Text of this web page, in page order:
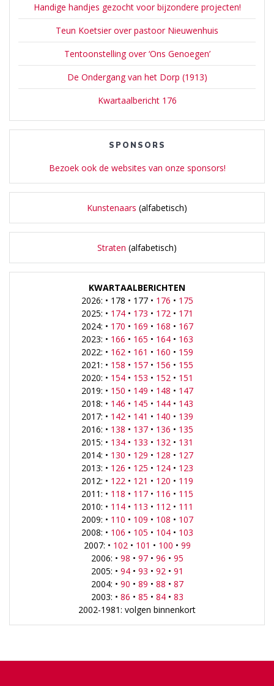
Handige handjes gezocht voor bijzondere projecten!
Teun Koetsier over pastoor Nieuwenhuis
Tentoonstelling over ‘Ons Genoegen’
De Ondergang van het Dorp (1913)
Kwartaalbericht 176
SPONSORS
Bezoek ook de websites van onze sponsors!
Kunstenaars (alfabetisch)
Straten (alfabetisch)
KWARTAALBERICHTEN
2026: • 178 • 177 • 176 • 175
2025: • 174• 173 • 172 • 171
2024: • 170 • 169 • 168 • 167
2023: • 166 • 165 • 164• 163
2022: • 162 • 161 • 160 • 159
2021: • 158 • 157• 156 • 155
2020: • 154• 153 • 152 • 151
2019: • 150 • 149 • 148 • 147
2018: • 146 • 145 • 144• 143
2017: • 142 • 141 • 140 • 139
2016: • 138 • 137• 136 • 135
2015: • 134• 133 • 132 • 131
2014: • 130 • 129 • 128 • 127
2013: • 126 • 125 • 124• 123
2012: • 122 • 121 • 120 • 119
2011: • 118 • 117• 116 • 115
2010: • 114• 113 • 112 • 111
2009: • 110 • 109 • 108 • 107
2008: • 106 • 105 • 104• 103
2007: • 102 • 101 • 100 • 99
2006: • 98 • 97• 96 • 95
2005: • 94• 93 • 92 • 91
2004: • 90 • 89 • 88 • 87
2003: • 86 • 85 • 84• 83
2002-1981: volgen binnenkort